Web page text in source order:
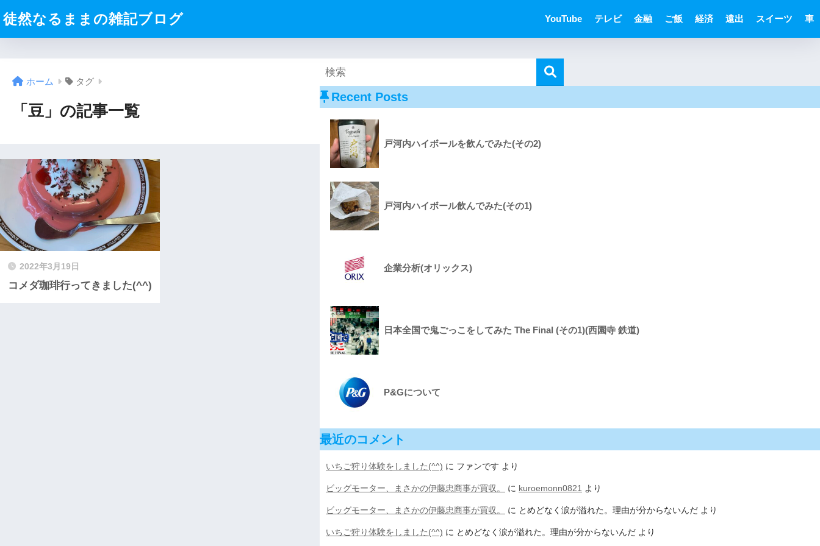
徒然なるままの雑記ブログ YouTube テレビ 金融 ご飯 経済 遠出 スイーツ 車
ホーム タグ
「豆」の記事一覧
2022年3月19日
コメダ珈琲行ってきました(^^)
Recent Posts
戸河内ハイボールを飲んでみた(その2)
戸河内ハイボール飲んでみた(その1)
企業分析(オリックス)
日本全国で鬼ごっこをしてみた The Final (その1)(西園寺 鉄道)
P&Gについて
最近のコメント
いちご狩り体験をしました(^^) に ファンです より
ビッグモーター、まさかの伊藤忠商事が買収。 に kuroemonn0821 より
ビッグモーター、まさかの伊藤忠商事が買収。 に とめどなく涙が溢れた。理由が分からないんだ より
いちご狩り体験をしました(^^) に とめどなく涙が溢れた。理由が分からないんだ より